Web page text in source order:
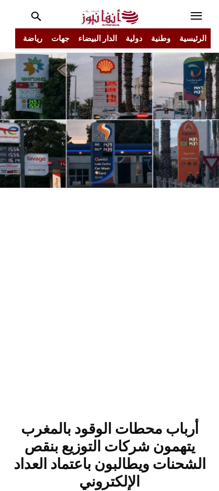
الرئيسية وطنية دولية الدار البيضاء جهات رياضة
أرباب محطات الوقود بالمغرب
يتهمون شركات التوزيع بنقص
الشحنات ويطالبون باعتماد العداد
الإلكتروني